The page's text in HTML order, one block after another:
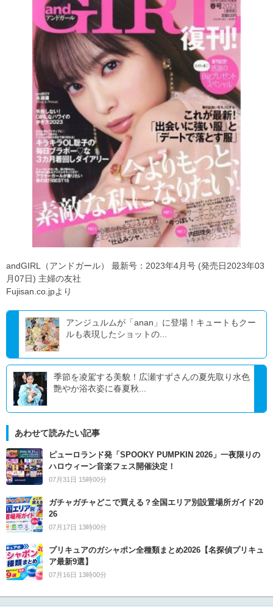
andGIRL（アンドガール） 最新号：2023年4月号 (発売日2023年03
月07日) 主婦の友社
Fujisan.co.jpより
アンジュルムが「anan」に登場！キュートもクー
ルも表現したショットの...
季節を凌駕する美貌！広瀬すずさんの夏先取り水色
艶やか浴衣姿に春夏秋...
あわせて読みたい記事
ピューロランド発「SPOOKY PUMPKIN 2026」一夜限りの
ハロウィーン音楽フェス開催決定！
07月31日 15時00分
ガチャガチャどこで買える？全国エリア別設置場所ガイド20
26
07月17日 13時00分
プリキュアのガシャポン全種類まとめ2026【名探偵プリキュ
ア最新9選】
07月16日 13時00分